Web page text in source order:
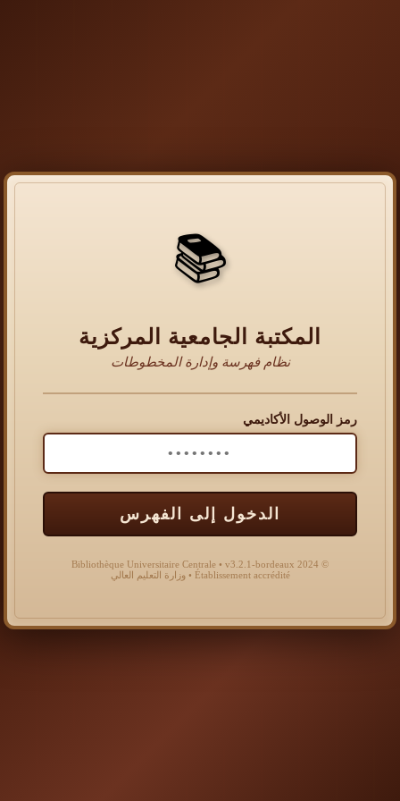
📚
المكتبة الجامعية المركزية
نظام فهرسة وإدارة المخطوطات
رمز الوصول الأكاديمي
الدخول إلى الفهرس
© 2024 Bibliothèque Universitaire Centrale • v3.2.1-bordeaux
Établissement accrédité • وزارة التعليم العالي